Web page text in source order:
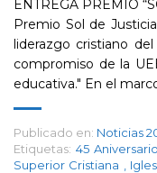
ENTREGA PREMIO
Premio Sol de
liderazgo cristiano
compromiso de la
educativa." En el
Publicado en: Noticias
Etiquetas: 45
Superior Cristiana